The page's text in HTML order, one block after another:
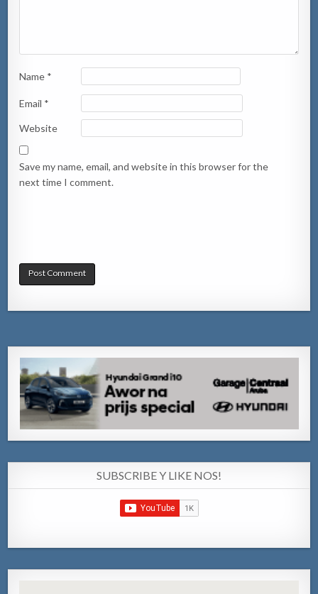
Name *
Email *
Website
Save my name, email, and website in this browser for the
next time I comment.
SUBSCRIBE Y LIKE NOS!